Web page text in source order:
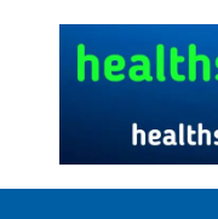
content